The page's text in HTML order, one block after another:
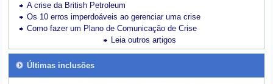
A crise da British Petroleum
Os 10 erros imperdoáveis ao gerenciar uma crise
Como fazer um Plano de Comunicação de Crise
Leia outros artigos
Últimas inclusões